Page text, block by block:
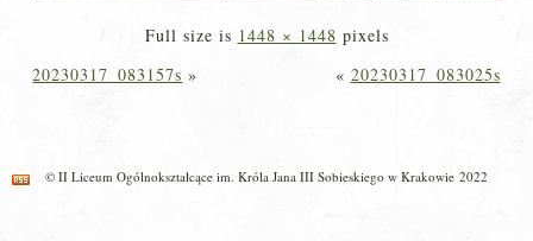
Full size is 1448 × 1448 pixels
20230317_083157s » « 20230317_083025s
© II Liceum Ogólnokształcące im. Króla Jana III Sobieskiego w Krakowie 2022